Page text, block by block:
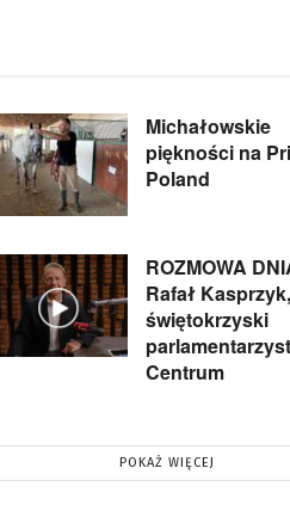
Michałowskie
piękności na
Poland
ROZMOWA
Rafał Kasprzyk,
świętokrzyski
Centrum
POKAŻ WIĘCEJ